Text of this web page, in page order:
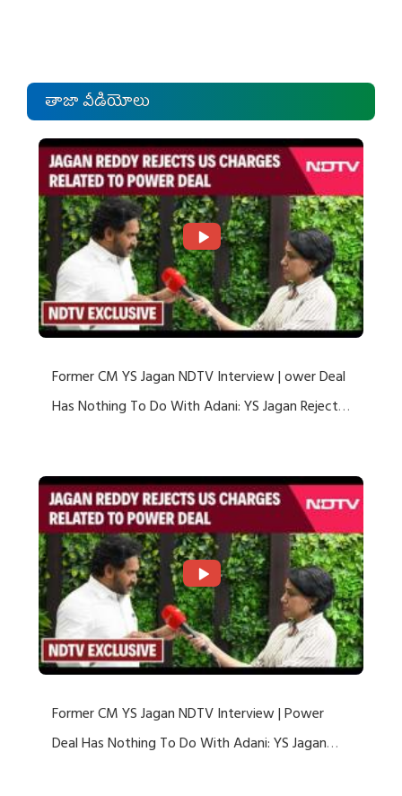
తాజా వీడియోలు
Former CM YS Jagan NDTV Interview | ower Deal
Has Nothing To Do With Adani: YS Jagan Rejects
Former CM YS Jagan NDTV Interview | Power
Deal Has Nothing To Do With Adani: YS Jagan